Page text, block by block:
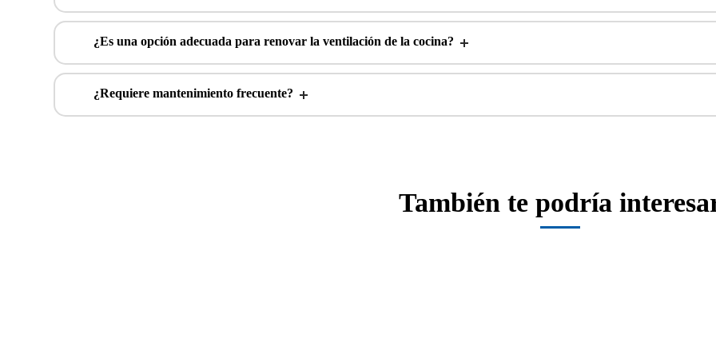
¿Es una opción adecuada para renovar la ventilación de la cocina?
¿Requiere mantenimiento frecuente?
También te podría